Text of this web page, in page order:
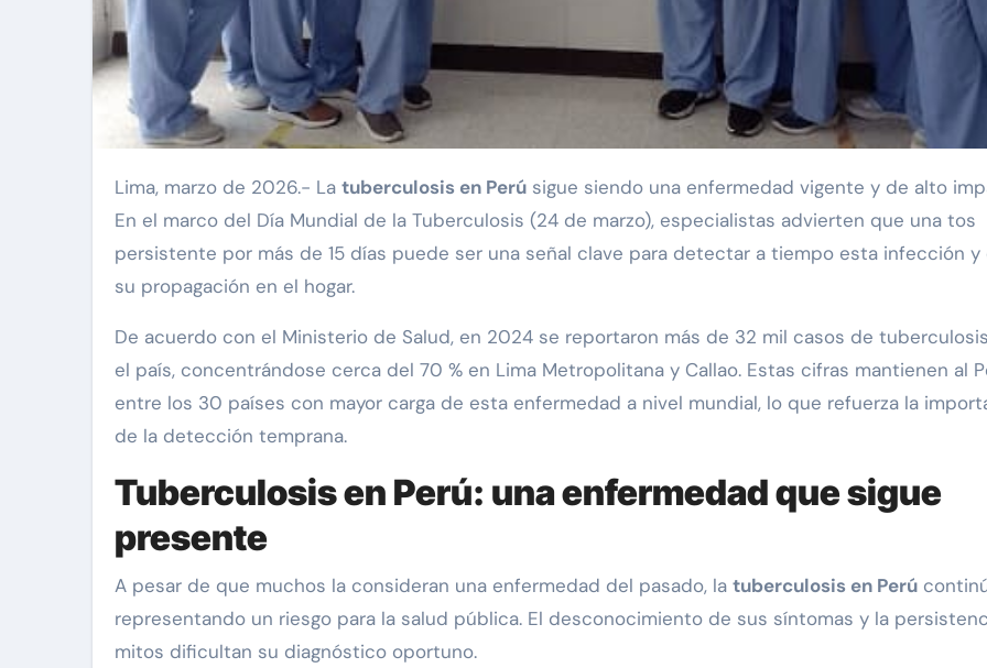
Lima, marzo de 2026.- La tuberculosis en Perú sigue siendo una enfermedad vigente y de alto
En el marco del Día Mundial de la Tuberculosis (24 de marzo), especialistas advierten que una tos
persistente por más de 15 días puede ser una señal clave para detectar a tiempo esta infección y
su propagación en el hogar.
De acuerdo con el Ministerio de Salud, en 2024 se reportaron más de 32 mil casos de
el país, concentrándose cerca del 70 % en Lima Metropolitana y Callao. Estas cifras mantienen al
entre los 30 países con mayor carga de esta enfermedad a nivel mundial, lo que refuerza la
de la detección temprana.
Tuberculosis en Perú: una enfermedad que sigue
presente
A pesar de que muchos la consideran una enfermedad del pasado, la tuberculosis en Perú
representando un riesgo para la salud pública. El desconocimiento de sus síntomas y la
mitos dificultan su diagnóstico oportuno.